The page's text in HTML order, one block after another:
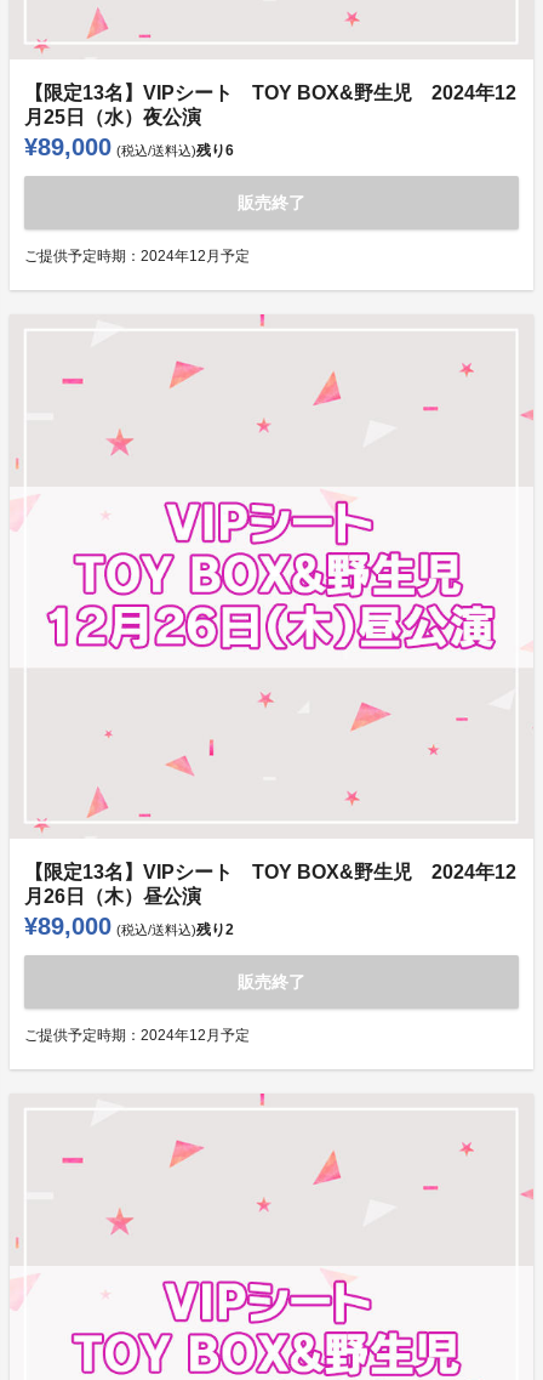
【限定13名】VIPシート TOY BOX&野生児 2024年12
月25日（水）夜公演
¥89,000 (税込/送料込)残り6
販売終了
ご提供予定時期： 2024年12月予定
【限定13名】VIPシート TOY BOX&野生児 2024年12
月26日（木）昼公演
¥89,000 (税込/送料込)残り2
販売終了
ご提供予定時期： 2024年12月予定